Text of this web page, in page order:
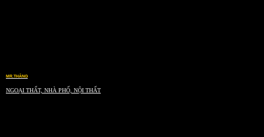
MR.THẮNG
NGOẠI THẤT, NHÀ PHỐ, NỘI THẤT